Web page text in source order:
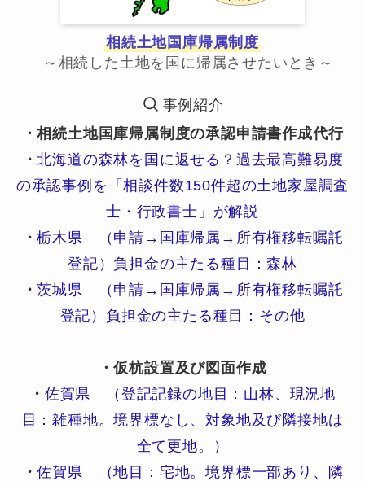
相続土地国庫帰属制度
～相続した土地を国に帰属させたいとき～
事例紹介
・相続土地国庫帰属制度の承認申請書作成代行
・北海道の森林を国に返せる？過去最高難易度
の承認事例を「相談件数150件超の土地家屋調査
士・行政書士」が解説
・栃木県 （申請→国庫帰属→所有権移転嘱託
登記）負担金の主たる種目：森林
・茨城県 （申請→国庫帰属→所有権移転嘱託
登記）負担金の主たる種目：その他
・仮杭設置及び図面作成
・ 佐賀県 （登記記録の地目：山林、現況地
目：雑種地。境界標なし、対象地及び隣接地は
全て更地。）
・佐賀県 （地目：宅地。境界標一部あり、隣